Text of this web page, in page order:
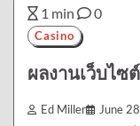
1 min 0
Casino
ผลงานเว็บไซ
Ed Miller June